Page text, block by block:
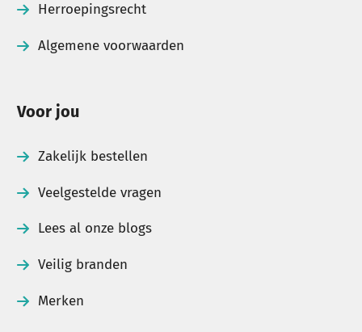
Herroepingsrecht
Algemene voorwaarden
Voor jou
Zakelijk bestellen
Veelgestelde vragen
Lees al onze blogs
Veilig branden
Merken